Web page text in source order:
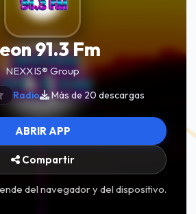
91.3 Fm
NEXXIS® Group
Radio Más de 20 descargas
ABRIR APP
Compartir
del navegador y del dispositivo.